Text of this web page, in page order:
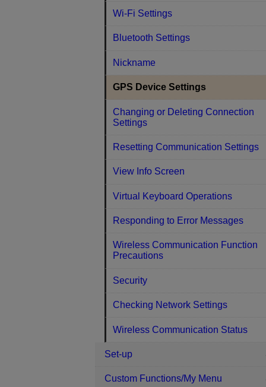
Wi-Fi Settings
Bluetooth Settings
Nickname
GPS Device Settings
Changing or Deleting Connection
Settings
Resetting Communication Settings
View Info Screen
Virtual Keyboard Operations
Responding to Error Messages
Wireless Communication Function
Precautions
Security
Checking Network Settings
Wireless Communication Status
Set-up
Custom Functions/My Menu